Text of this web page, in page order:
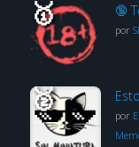
🔞
por
por